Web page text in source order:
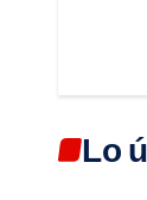
Lo